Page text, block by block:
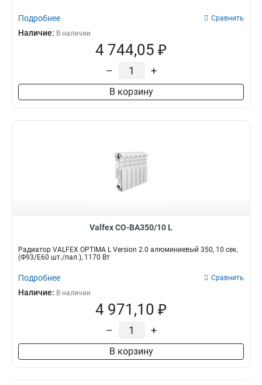
Подробнее Сравнить
Наличие: В наличии
4 744,05 ₽
– +
В корзину
Valfex CO-BA350/10 L
Радиатор VALFEX OPTIMA L Version 2.0 алюминиевый 350, 10 сек.
(Ф93/Е60 шт./пал.), 1170 Вт
Подробнее Сравнить
Наличие: В наличии
4 971,10 ₽
– +
В корзину